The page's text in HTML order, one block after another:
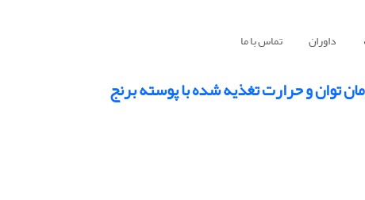
داوران تماس با ما
توان و حرارت تغذیه شده با پوسته برنج